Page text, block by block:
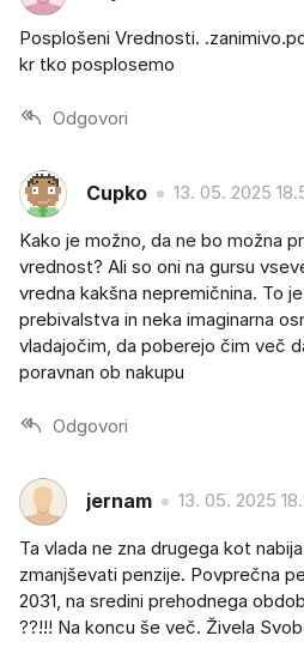
Posplošeni Vrednosti.
kr tko posplosemo
Odgovori
Cupko 13. 05. 2025
Kako je možno, da ne bo možna
vrednost? Ali so oni na gursu
vredna kakšna nepremičnina. To
prebivalstva in neka imaginarna
vladajočim, da poberejo čim več
poravnan ob nakupu
Odgovori
jernam 13. 05. 2025
Ta vlada ne zna drugega kot
zmanjševati penzije. Povprečna
2031, na sredini prehodnega
??!!! Na koncu še več. Živela